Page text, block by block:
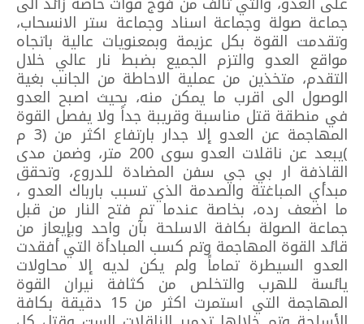
جماعة صولة وجماعة اسناد وجماعة ستر الانسحاب،
وتقدمت القوة بكل عزيمة وبمعنويات عالية باتجاه
مواقع العدو والتزم الجميع بضبط نار عالي خلال
التقدم، متخذين من عملية الاحاطة من الجانب بغية
الوصول الى اقرب ما يمكن منه، بحيث اصبح العدو
في منطقة قتل مناسبة وقريبة جداً ولا يفصل القوة
المهاجمة عن العدو إلا جدار بارتفاع اكثر من (3 م
)يبعد عن ناقلات العدو سوى 200 متر، وضمن مدى
القاذفة ار بي جي سفن المضادة للدروع، وتحقق
مبدأي المباغتة والصدمة الذي تسبب بارباك العدو ،
ما اضعف رده، بخاصة عندما تم فتح النار من قبل
جماعة الصولة بكافة الاسلحة بآن واحد وبإيعاز من
قائد القوة المهاجمة وتم كسب المبادأة التي أفقدت
العدو السيطرة تماماً ولم يكن لديه إلا محاولات
يائسة للهرب والتخلص من كثافة نيران القوة
المهاجمة التي استمرت اكثر من 15 دقيقة بكافة